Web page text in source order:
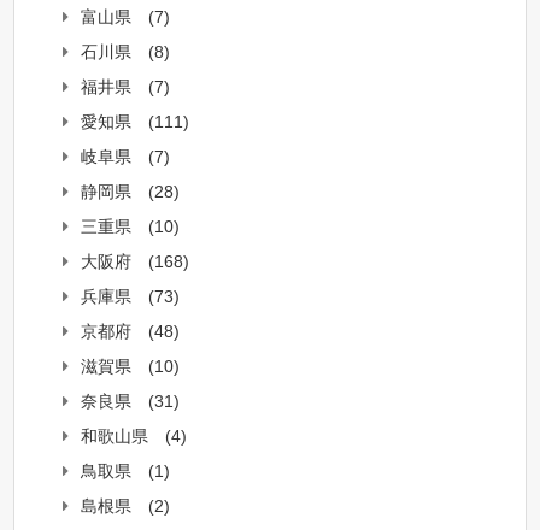
富山県
(7)
石川県
(8)
福井県
(7)
愛知県
(111)
岐阜県
(7)
静岡県
(28)
三重県
(10)
大阪府
(168)
兵庫県
(73)
京都府
(48)
滋賀県
(10)
奈良県
(31)
和歌山県
(4)
鳥取県
(1)
島根県
(2)